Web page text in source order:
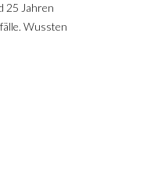
25 Jahren
Wussten